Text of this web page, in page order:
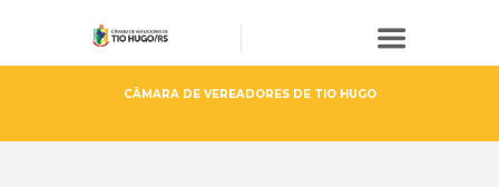
CÂMARA DE VEREADORES DE TIO HUGO